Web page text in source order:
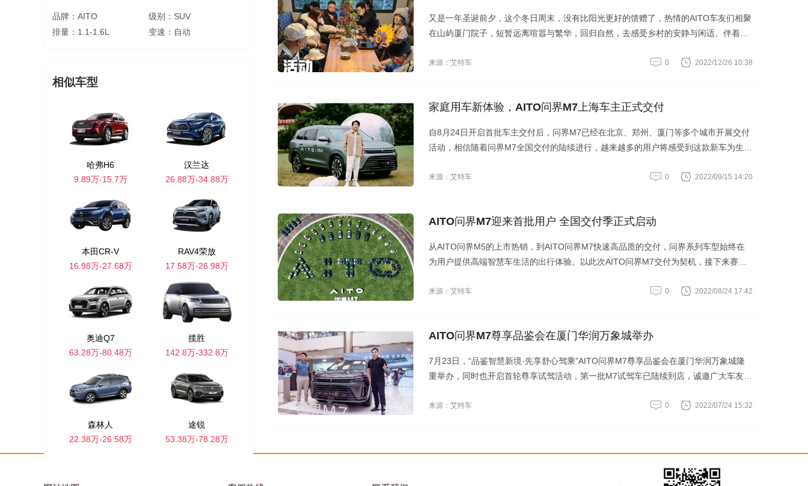
品牌：AITO
级别：SUV
排量：1.1-1.6L
变速：自动
相似车型
哈弗H6
9.89万-15.7万
汉兰达
26.88万-34.88万
本田CR-V
16.98万-27.68万
RAV4荣放
17.58万-26.98万
奥迪Q7
63.28万-80.48万
揽胜
142.8万-332.8万
森林人
22.38万-26.58万
途锐
53.38万-78.28万
又是一年圣诞前夕，这个冬日周末，没有比阳光更好的馈赠了，热情的AITO车友们相聚
在山屿厦门院子，短暂远离喧嚣与繁华，回归自然，去感受乡村的安静与闲适。伴着亲
乐趣；一起涂鸦，煮茶品茗，写下寄语，纷纷表达出了自己对新的一年，家人、亲戚、
来源：艾特车 0 2022/12/26 10:38
家庭用车新体验，AITO问界M7上海车主正式交付
自8月24日开启首批车主交付后，问界M7已经在北京、郑州、厦门等多个城市开展交付
活动，相信随着问界M7全国交付的陆续进行，越来越多的用户将感受到这款新车为生活
来源：艾特车 0 2022/09/15 14:20
AITO问界M7迎来首批用户 全国交付季正式启动
从AITO问界M5的上市热销，到AITO问界M7快速高品质的交付，问界系列车型始终在
为用户提供高端智慧车生活的出行体验。以此次AITO问界M7交付为契机，接下来赛力
足用户极致体验的产品，共创中国高端智慧电动汽车头部品牌。
来源：艾特车 0 2022/08/24 17:42
AITO问界M7尊享品鉴会在厦门华润万象城举办
7月23日，“品鉴智慧新境·先享舒心驾乘”AITO问界M7尊享品鉴会在厦门华润万象城隆
重举办，同时也开启首轮尊享试驾活动，第一批M7试驾车已陆续到店，诚邀广大车友至
来源：艾特车 0 2022/07/24 15:32